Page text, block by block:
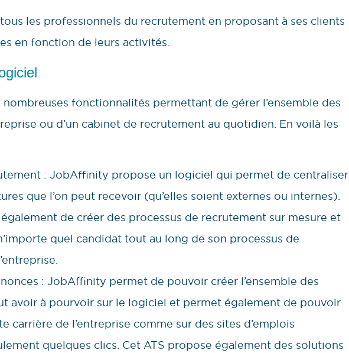
les professionnels du recrutement en proposant à ses clients
en fonction de leurs activités.
fonctionnalités permettant de gérer l’ensemble des
ou d’un cabinet de recrutement au quotidien. En voilà les
: JobAffinity propose un logiciel qui permet de centraliser
que l’on peut recevoir (qu’elles soient externes ou internes).
de créer des processus de recrutement sur mesure et
quel candidat tout au long de son processus de
: JobAffinity permet de pouvoir créer l’ensemble des
avoir à pourvoir sur le logiciel et permet également de pouvoir
carrière de l’entreprise comme sur des sites d’emplois
quelques clics. Cet ATS propose également des solutions